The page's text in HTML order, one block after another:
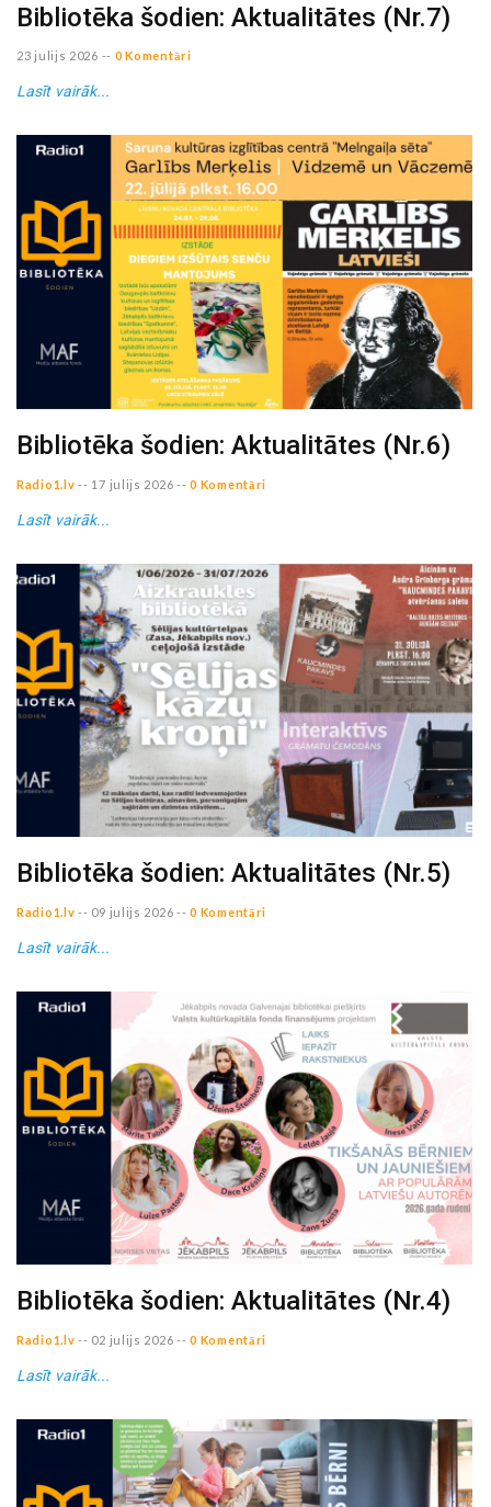
Bibliotēka šodien: Aktualitātes (Nr.7)
23 julijs 2026 -- 0 Komentāri
Lasīt vairāk...
Bibliotēka šodien: Aktualitātes (Nr.6)
Radio1.lv -- 17 julijs 2026 -- 0 Komentāri
Lasīt vairāk...
Bibliotēka šodien: Aktualitātes (Nr.5)
Radio1.lv -- 09 julijs 2026 -- 0 Komentāri
Lasīt vairāk...
Bibliotēka šodien: Aktualitātes (Nr.4)
Radio1.lv -- 02 julijs 2026 -- 0 Komentāri
Lasīt vairāk...